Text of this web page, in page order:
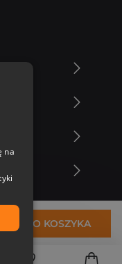
DO KOSZYKA
na